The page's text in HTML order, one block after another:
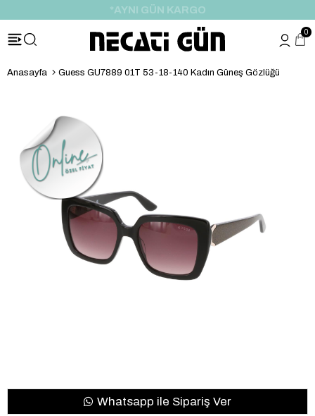
*AYNI GÜN KARGO
0
Anasayfa Guess GU7889 01T 53-18-140 Kadın Güneş Gözlüğü
Whatsapp ile Sipariş Ver